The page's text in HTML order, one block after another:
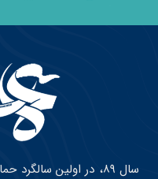
سال ۸۹، در اولین